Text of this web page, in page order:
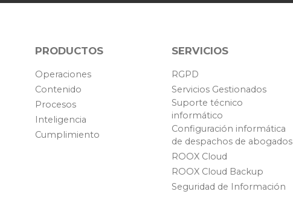
PRODUCTOS
Operaciones
Contenido
Procesos
Inteligencia
Cumplimiento
SERVICIOS
RGPD
Servicios Gestionados
Suporte técnico
informático
Configuración informática
de despachos de abogados
ROOX Cloud
ROOX Cloud Backup
Seguridad de Información